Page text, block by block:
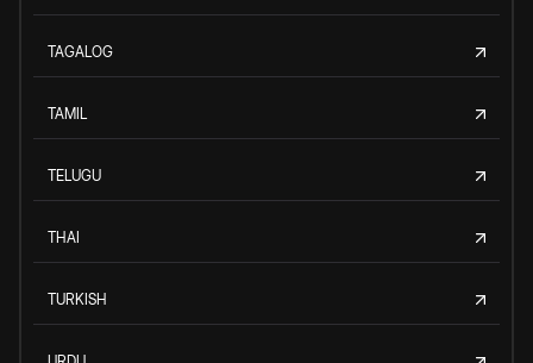
TAGALOG
TAMIL
TELUGU
THAI
TURKISH